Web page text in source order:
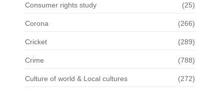
Consumer rights study (25)
Corona (266)
Cricket (289)
Crime (788)
Culture of world & Local cultures (272)